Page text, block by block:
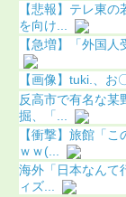
【悲報】テレ東
を向け...
【急増】「外国
【画像】tuki.、お
反高市で有名な某
掘、「...
【衝撃】旅館「
ｗｗ(...
海外「日本なんて
ィズ...